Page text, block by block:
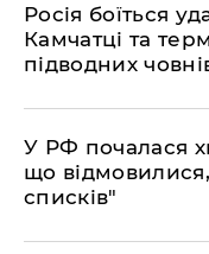
​Росія боїться
Камчатці та
підводних
​У РФ почалася
що
списків"